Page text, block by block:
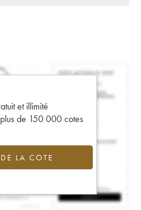
et illimité
de 150 000 cotes
LA COTE